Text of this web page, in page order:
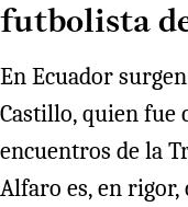
futbolista
En Ecuador
Castillo, quien fue
encuentros de la
Alfaro es, en